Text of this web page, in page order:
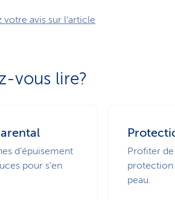
votre avis sur l'article
vous lire?
d’épuisement
pour s’en
Profiter de
protection
peau.